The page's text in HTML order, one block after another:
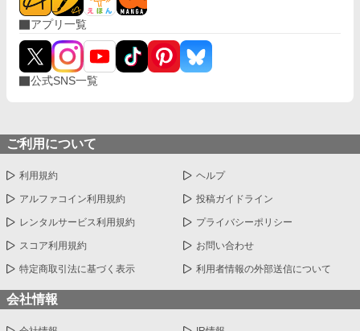
アプリ一覧
公式SNS一覧
ご利用について
利用規約 ヘルプ
アルファコイン利用規約 投稿ガイドライン
レンタルサービス利用規約 プライバシーポリシー
スコア利用規約 お問い合わせ
特定商取引法に基づく表示 利用者情報の外部送信について
会社情報